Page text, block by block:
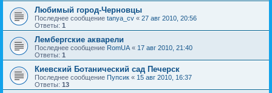
Любимый город-Черновцы
Последнее сообщение tanya_cv « 27 авг 2010, 20:56
Ответы: 1
Лембергские акварели
Последнее сообщение RomUA « 17 авг 2010, 21:40
Ответы: 1
Киевский Ботанический сад Печерск
Последнее сообщение Пупсик « 15 авг 2010, 16:37
Ответы: 13